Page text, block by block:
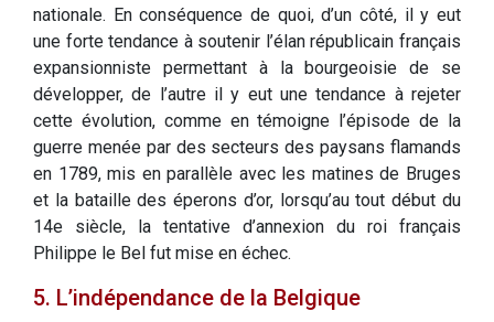
nationale. En conséquence de quoi, d’un côté, il y eut
une forte tendance à soutenir l’élan républicain français
expansionniste permettant à la bourgeoisie de se
développer, de l’autre il y eut une tendance à rejeter
cette évolution, comme en témoigne l’épisode de la
guerre menée par des secteurs des paysans flamands
en 1789, mis en parallèle avec les matines de Bruges
et la bataille des éperons d’or, lorsqu’au tout début du
14e siècle, la tentative d’annexion du roi français
Philippe le Bel fut mise en échec.
5. L’indépendance de la Belgique